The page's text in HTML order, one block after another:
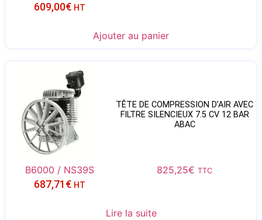
609,00€ HT
Ajouter au panier
TÊTE DE COMPRESSION D’AIR AVEC
FILTRE SILENCIEUX 7.5 CV 12 BAR
ABAC
B6000 / NS39S 825,25€ TTC
687,71 € HT
Lire la suite